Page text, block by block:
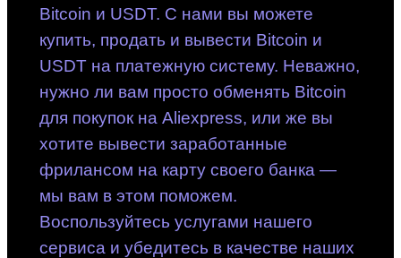
Bitcoin и USDT. С нами вы можете
купить, продать и вывести Bitcoin и
USDT на платежную систему. Неважно,
нужно ли вам просто обменять Bitcoin
для покупок на Aliexpress, или же вы
хотите вывести заработанные
фрилансом на карту своего банка —
мы вам в этом поможем.
Воспользуйтесь услугами нашего
сервиса и убедитесь в качестве наших